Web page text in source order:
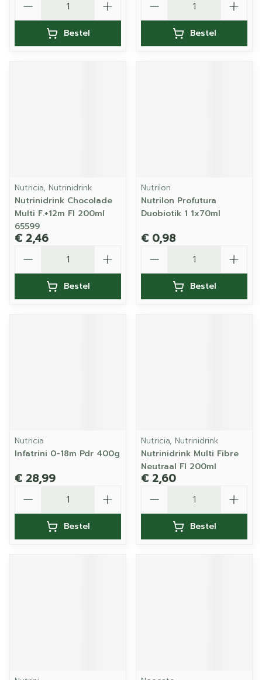
Bestel Bestel
Nutricia, Nutrinidrink
Nutrinidrink Chocolade
Multi F.+12m Fl 200ml
65599
€ 2,46
Bestel
Nutrilon
Nutrilon Profutura
Duobiotik 1 1x70ml
€ 0,98
Bestel
Nutricia
Infatrini 0-18m Pdr 400g
€ 28,99
Bestel
Nutricia, Nutrinidrink
Nutrinidrink Multi Fibre
Neutraal Fl 200ml
€ 2,60
Bestel